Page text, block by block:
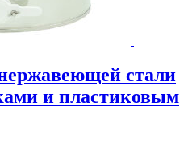
стали
и пластиковым